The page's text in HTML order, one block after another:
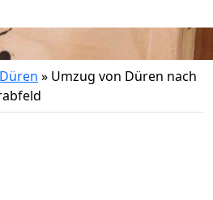
» Umzug von Düren nach